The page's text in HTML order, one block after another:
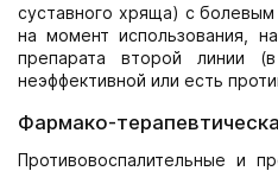
суставного хряща) с
на момент использования,
препарата второй линии (в
неэффективной или есть
Фармако-
Противовоспалительные и